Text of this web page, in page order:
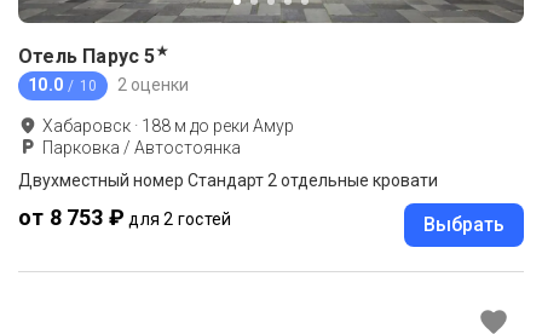
Отель Парус 5★
10.0 / 10 2 оценки
Хабаровск · 188 м до реки Амур
Парковка / Автостоянка
Двухместный номер Стандарт 2 отдельные кровати
от 8 753 ₽ для 2 гостей Выбрать